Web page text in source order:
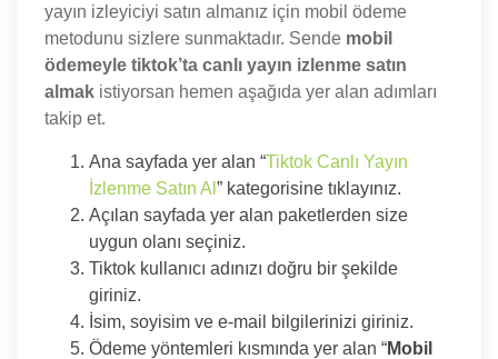
yayın izleyiciyi satın almanız için mobil ödeme
metodunu sizlere sunmaktadır. Sende mobil
ödemeyle tiktok’ta canlı yayın izlenme satın
almak istiyorsan hemen aşağıda yer alan adımları
takip et.
Ana sayfada yer alan “Tiktok Canlı Yayın
İzlenme Satın Al ” kategorisine tıklayınız.
Açılan sayfada yer alan paketlerden size
uygun olanı seçiniz.
Tiktok kullanıcı adınızı doğru bir şekilde
giriniz.
İsim, soyisim ve e-mail bilgilerinizi giriniz.
Ödeme yöntemleri kısmında yer alan “Mobil